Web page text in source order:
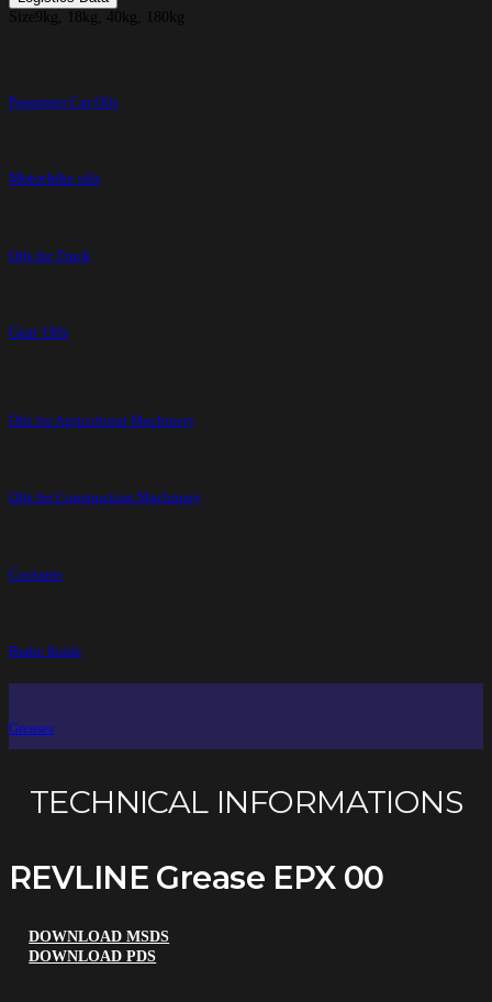
Size 9kg, 18kg, 40kg, 180kg
Passenger Car Oils
Motorbike oils
Oils for Truck
Gear Oils
Oils for Agricultural Machinery
Oils for Construction Machinery
Coolants
Brake fluids
Greases
TECHNICAL INFORMATIONS
REVLINE Grease EPX 00
DOWNLOAD MSDS
DOWNLOAD PDS